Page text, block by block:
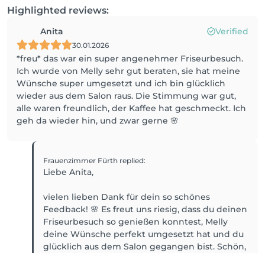
Highlighted reviews:
Anita Verified
30.01.2026
*freu* das war ein super angenehmer Friseurbesuch.
Ich wurde von Melly sehr gut beraten, sie hat meine
Wünsche super umgesetzt und ich bin glücklich
wieder aus dem Salon raus. Die Stimmung war gut,
alle waren freundlich, der Kaffee hat geschmeckt. Ich
geh da wieder hin, und zwar gerne 🌸
Frauenzimmer Fürth replied:
Liebe Anita,
vielen lieben Dank für dein so schönes
Feedback! 🌸 Es freut uns riesig, dass du deinen
Friseurbesuch so genießen konntest, Melly
deine Wünsche perfekt umgesetzt hat und du
glücklich aus dem Salon gegangen bist. Schön,